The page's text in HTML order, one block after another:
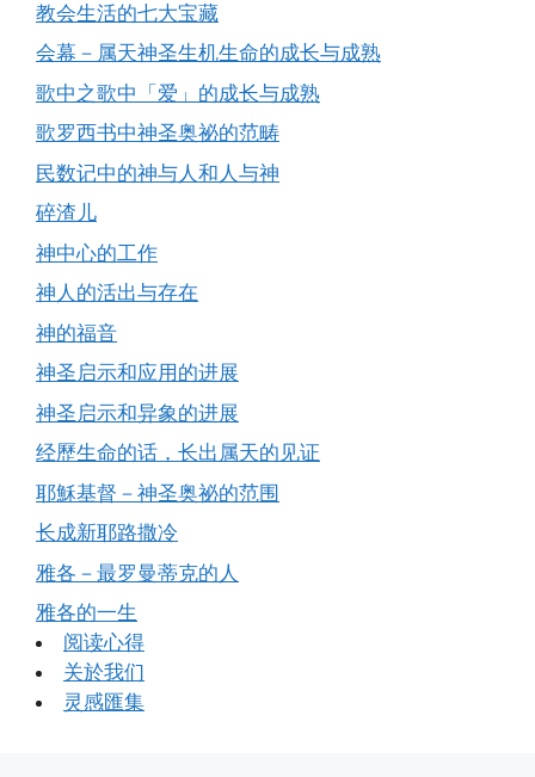
教会生活的七大宝藏
会幕－属天神圣生机生命的成长与成熟
歌中之歌中「爱」的成长与成熟
歌罗西书中神圣奥祕的范畴
民数记中的神与人和人与神
碎渣儿
神中心的工作
神人的活出与存在
神的福音
神圣启示和应用的进展
神圣启示和异象的进展
经歷生命的话，长出属天的见证
耶穌基督－神圣奥祕的范围
长成新耶路撒冷
雅各－最罗曼蒂克的人
雅各的一生
阅读心得
关於我们
灵感匯集